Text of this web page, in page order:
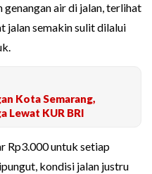
air di jalan, terlihat
jalan semakin sulit dilalui
Kota Semarang,
Lewat KUR BRI
Rp3.000 untuk setiap
kondisi jalan justru